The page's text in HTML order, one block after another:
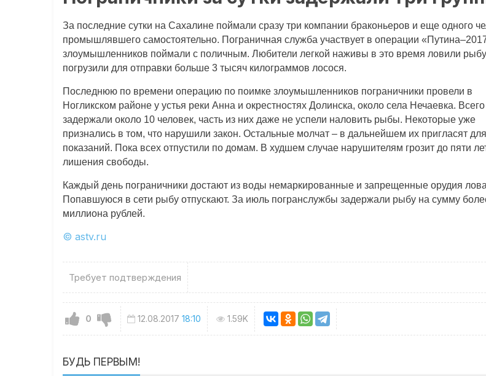
За последние сутки на Сахалине поймали сразу три компании браконьеров и еще одного
промышлявшего самостоятельно. Пограничная служба участвует в операции
злоумышленников поймали с поличным. Любители легкой наживы в это время ловили
погрузили для отправки больше 3 тысяч килограммов лосося.
Последнюю по времени операцию по поимке злоумышленников пограничники провели в
Ногликском районе у устья реки Анна и окрестностях Долинска, около села Нечаевка. Всего
задержали около 10 человек, часть из них даже не успели наловить рыбы. Некоторые уже
признались в том, что нарушили закон. Остальные молчат – в дальнейшем их пригласят
показаний. Пока всех отпустили по домам. В худшем случае нарушителям грозит до пяти
лишения свободы.
Каждый день пограничники достают из воды немаркированные и запрещенные орудия
Попавшуюся в сети рыбу отпускают. За июль погранслужбы задержали рыбу на сумму
миллиона рублей.
© astv.ru
Требует подтверждения
0 12.08.2017 18:10 1.59K
БУДЬ ПЕРВЫМ!